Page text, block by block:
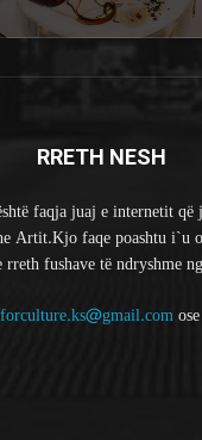
RRETH NESH
faqja juaj e internetit
Artit.Kjo faqe poashtu i`u
fushave të ndryshme
ose